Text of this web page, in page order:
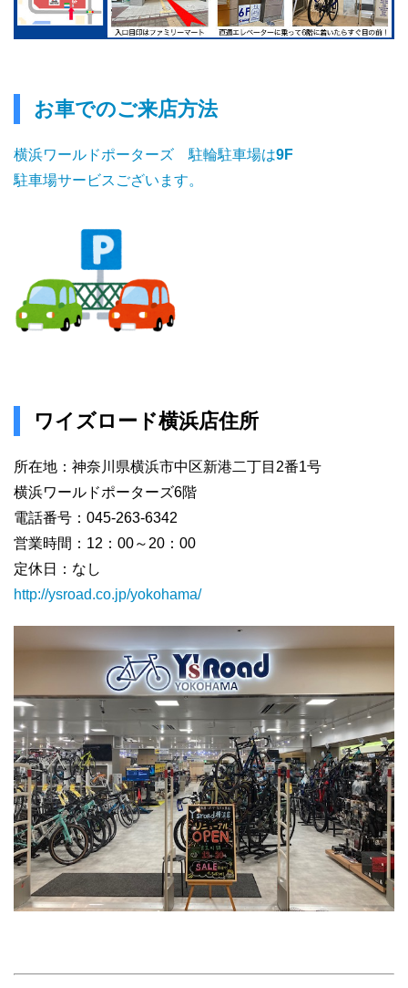
お車でのご来店方法
横浜ワールドポーターズ 駐輪駐車場は9F
駐車場サービスございます。
ワイズロード横浜店住所
所在地：神奈川県横浜市中区新港二丁目2番1号
横浜ワールドポーターズ6階
電話番号：045-263-6342
営業時間：12：00～20：00
定休日：なし
http://ysroad.co.jp/yokohama/